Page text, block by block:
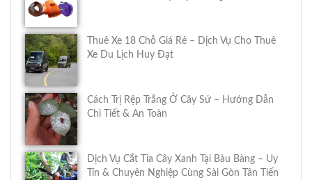
Thuê Xe 18 Chỗ Giá Rẻ – Dịch Vụ Cho Thuê
Xe Du Lịch Huy Đạt
Cách Trị Rệp Trắng Ở Cây Sứ – Hướng Dẫn
Chi Tiết & An Toàn
Dịch Vụ Cắt Tỉa Cây Xanh Tại Bàu Bàng – Uy
Tín & Chuyên Nghiệp Cùng Sài Gòn Tân Tiến